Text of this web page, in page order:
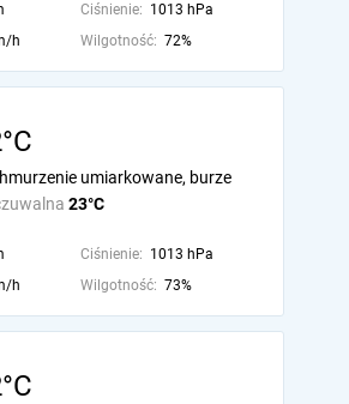
Ciśnienie: 1013 hPa
h Wilgotność: 72%
23°C
umiarkowane, burze
Ciśnienie: 1013 hPa
h Wilgotność: 73%